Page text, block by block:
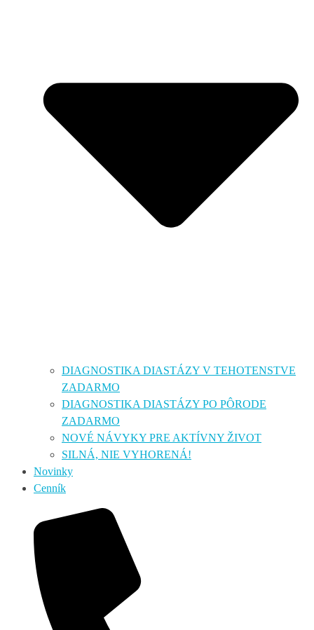
DIAGNOSTIKA DIASTÁZY V TEHOTENSTVE
ZADARMO
DIAGNOSTIKA DIASTÁZY PO PÔRODE
ZADARMO
NOVÉ NÁVYKY PRE AKTÍVNY ŽIVOT
SILNÁ, NIE VYHORENÁ!
Novinky
Cenník